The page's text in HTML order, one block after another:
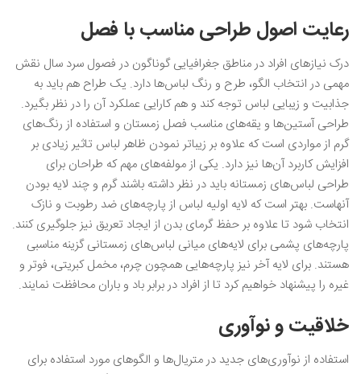
رعایت اصول طراحی مناسب با فصل
درک نیازهای افراد در مناطق جغرافیایی گوناگون در فصول سرد سال نقش
مهمی در انتخاب الگو، طرح و رنگ لباس‌ها دارد. یک طراح هم باید به
جذابیت و زیبایی لباس توجه کند و هم کارایی عملکرد آن را در نظر بگیرد.
طراحی آستین‌ها و یقه‌های مناسب فصل زمستان و استفاده از رنگ‌های
گرم از مواردی است که علاوه بر زیباتر نمودن ظاهر لباس تاثیر زیادی بر
افزایش کاربرد آن‌ها نیز دارد. یکی از مولفه‌های مهم که طراحان برای
طراحی لباس‌های زمستانه باید در نظر داشته باشند گرم و چند لایه بودن
آنهاست. بهتر است که لایه اولیه لباس از پارچه‌های ضد رطوبت و نازک
انتخاب شود تا علاوه بر حفظ گرمای بدن از ایجاد تعریق نیز جلوگیری کنند.
پارچه‌های پشمی برای لایه‌های میانی لباس‌های زمستانی گزینه مناسبی
هستند. برای لایه آخر نیز پارچه‌هایی همچون چرم، مخمل کبریتی، فوتر و
غیره را پیشنهاد خواهیم کرد تا از افراد در برابر باد و باران محافظت نمایند.
خلاقیت و نوآوری
استفاده از نوآوری‌های جدید در متریال‌ها و الگوهای مورد استفاده برای